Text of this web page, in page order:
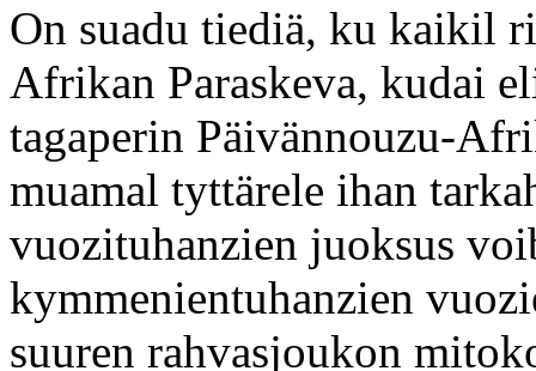
On suadu tiediä, ku kaikil
Afrikan Paraskeva, kudai
tagaperin Päivännouzu-
muamal tyttärele ihan
vuozituhanzien juoksus
kymmenientuhanzien
suuren rahvasjoukon